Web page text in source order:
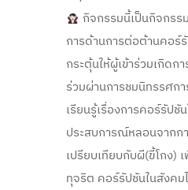
กิจกรรมนี้เป็นกิจกรร
การด้านการต่อต้านคอร์
กระตุ้นให้ผู้เข้าร่วมเกิดก
ร่วมผ่านการชมนิทรรศก
เรียนรู้เรื่องการคอร์รัปชั
ประสบการณ์หลอนจากก
เปรียบเทียบกับผี(ขี้โกง)
ทุจริต คอร์รัปชันในสังคม